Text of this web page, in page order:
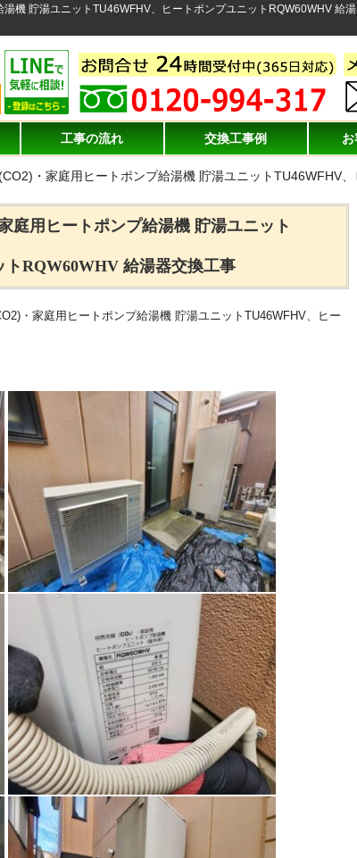
機 貯湯ユニットTU46WFHV、ヒートポンプユニットRQW60WHV 給
工事の流れ 交換工事例
・家庭用ヒートポンプ給湯機 貯湯ユニットTU46WFHV
庭用ヒートポンプ給湯機 貯湯ユニット
RQW60WHV 給湯器交換工事
・家庭用ヒートポンプ給湯機 貯湯ユニットTU46WFHV、ヒー